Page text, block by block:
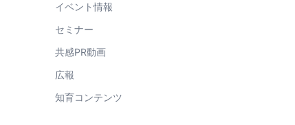
イベント情報
セミナー
共感PR動画
広報
知育コンテンツ